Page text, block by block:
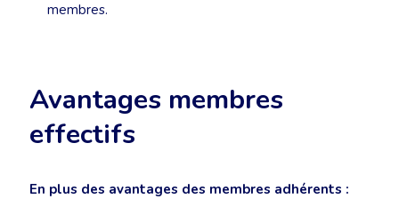
membres.
Avantages membres
effectifs
En plus des avantages des membres adhérents :